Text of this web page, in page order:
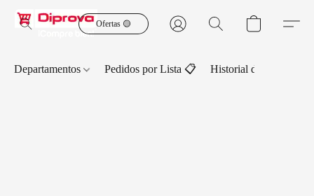
Ofertas 🟡
Departamentos Pedidos por Lista 📋 Historial de Pedidos